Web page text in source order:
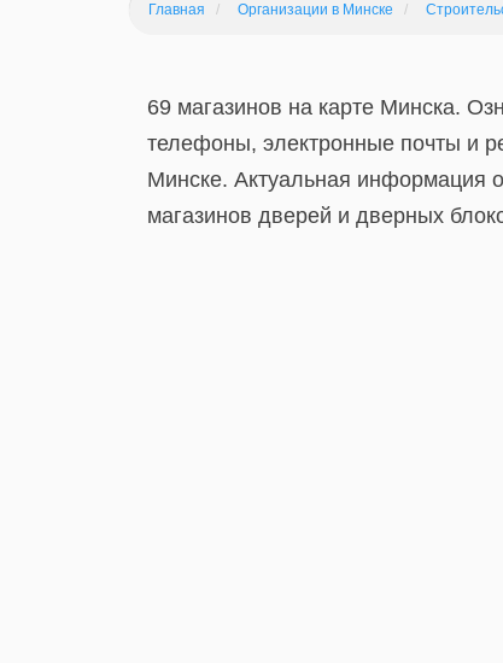
Главная Организации в Минске
69 магазинов на карте Минска.
телефоны, электронные почты и
Минске. Актуальная информация
магазинов дверей и дверных